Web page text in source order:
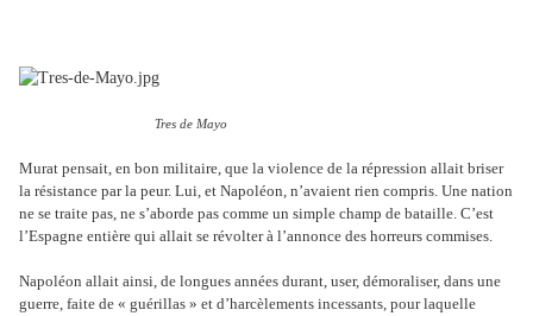
Tres de Mayo
Murat pensait, en bon militaire, que la violence de la répression allait briser
la résistance par la peur. Lui, et Napoléon, n’avaient rien compris. Une nation
ne se traite pas, ne s’aborde pas comme un simple champ de bataille. C’est
l’Espagne entière qui allait se révolter à l’annonce des horreurs commises.
Napoléon allait ainsi, de longues années durant, user, démoraliser, dans une
guerre, faite de « guérillas » et d’harcèlements incessants, pour laquelle